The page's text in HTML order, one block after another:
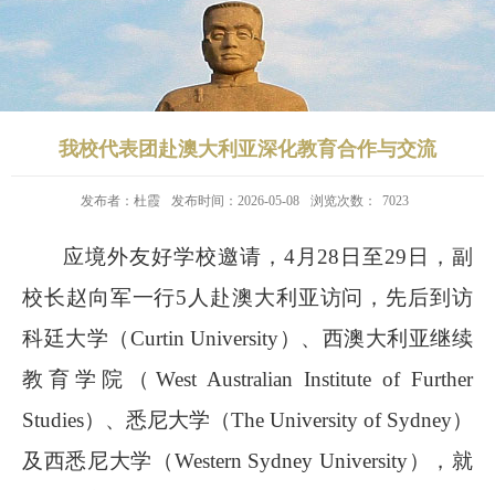
我校代表团赴澳大利亚深化教育合作与交流
发布者：杜霞 发布时间：2026-05-08 浏览次数： 7023
应境外友好学校邀请，4月28日至29日，副
校长赵向军一行5人赴澳大利亚访问，先后到访
科廷大学（Curtin University）、西澳大利亚继续
教育学院（West Australian Institute of Further
Studies）、悉尼大学（The University of Sydney）
及西悉尼大学（Western Sydney University），就